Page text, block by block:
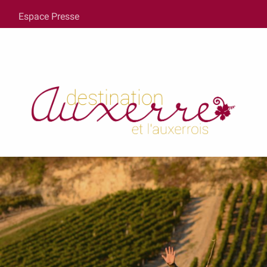
contenu
principal
Espace Presse